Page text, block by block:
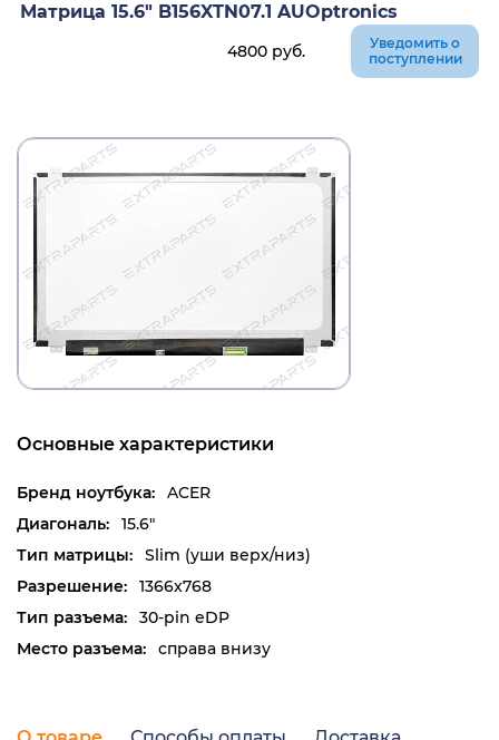
Основные характеристики
Бренд ноутбука:
ACER
Диагональ:
15.6"
Тип матрицы:
Slim (уши верх/низ)
Разрешение:
1366x768
Тип разъема:
30-pin eDP
Место разъема:
справа внизу
Матрица 15.6" B156XTN07.1 AUOptronics
4800 руб.
Уведомить о
поступлении